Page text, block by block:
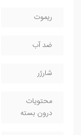
ریموت
ضد آب
شارژر
محتویات
درون بسته